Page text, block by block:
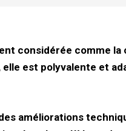
considérée comme la
est polyvalente et
améliorations